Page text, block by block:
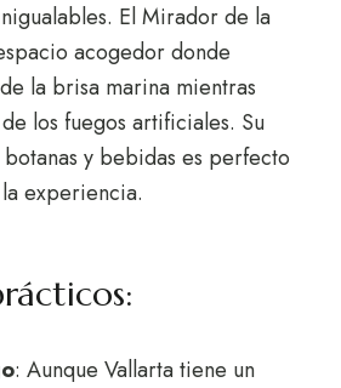
El Mirador de la
acogedor donde
la brisa marina mientras
los fuegos artificiales. Su
y bebidas es perfecto
experiencia.
: Aunque Vallarta tiene un